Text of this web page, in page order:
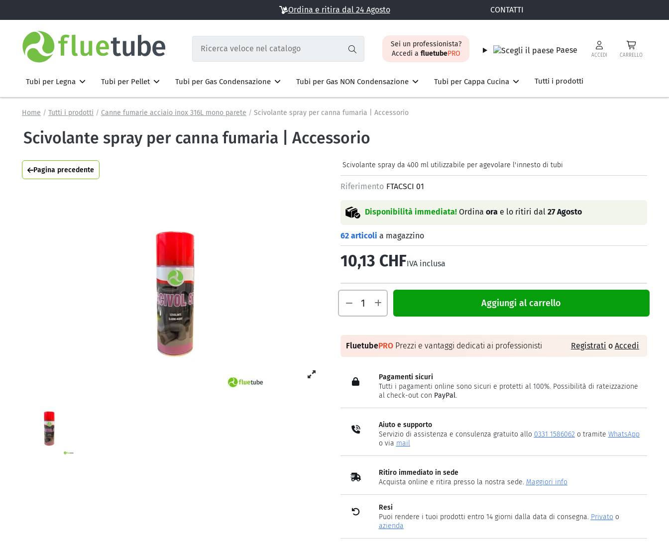
Ordina e ritira dal 24 Agosto CONTATTI
Sei un professionista?
Accedi a fluetubePRO Paese
ACCEDI CARRELLO
Tubi per Legna Tubi per Pellet Tubi per Gas Condensazione Tubi per Gas NON Condensazione Tubi per Cappa Cucina Tutti i prodotti
Home Tutti i prodotti Canne fumarie acciaio inox 316L mono parete Scivolante spray per canna fumaria | Accessorio
Scivolante spray per canna fumaria | Accessorio
Pagina precedente
Scivolante spray da 400 ml utilizzabile per agevolare l'innesto di tubi
Riferimento FTACSCI 01
Disponibilità immediata! Ordina ora e lo ritiri dal 27 Agosto
62 articoli a magazzino
10,13 CHFIVA inclusa
Aggiungi al carrello
FluetubePRO Prezzi e vantaggi dedicati ai professionisti Registrati o Accedi
Pagamenti sicuri
Tutti i pagamenti online sono sicuri e protetti al 100%. Possibilità di rateizzazione
al check-out con PayPal.
Aiuto e supporto
Servizio di assistenza e consulenza gratuito allo 0331 1586062 o tramite WhatsApp
o via mail
Ritiro immediato in sede
Acquista online e ritira presso la nostra sede. Maggiori info
Resi
Puoi rendere i tuoi prodotti entro 14 giorni dalla data di consegna. Privato o
azienda